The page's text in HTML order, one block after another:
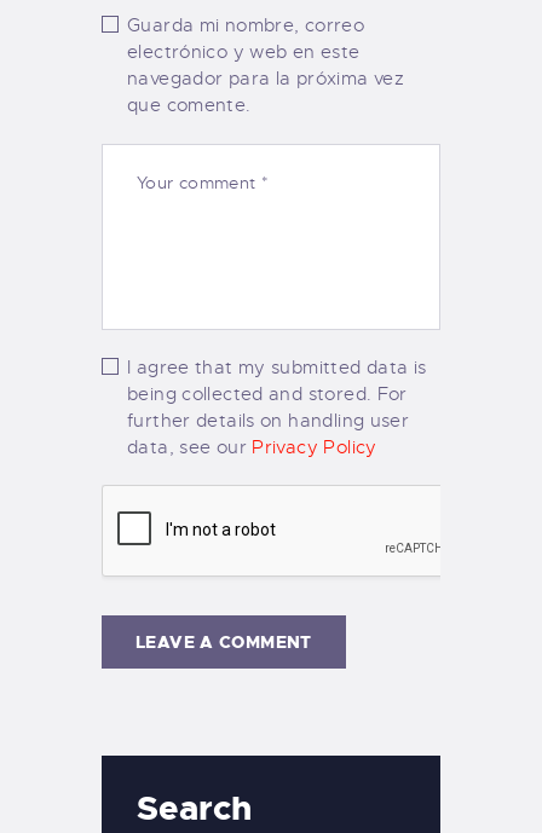
Guarda mi nombre, correo
electrónico y web en este
navegador para la próxima vez
que comente.
I agree that my submitted data is
being collected and stored. For
further details on handling user
data, see our Privacy Policy
Search